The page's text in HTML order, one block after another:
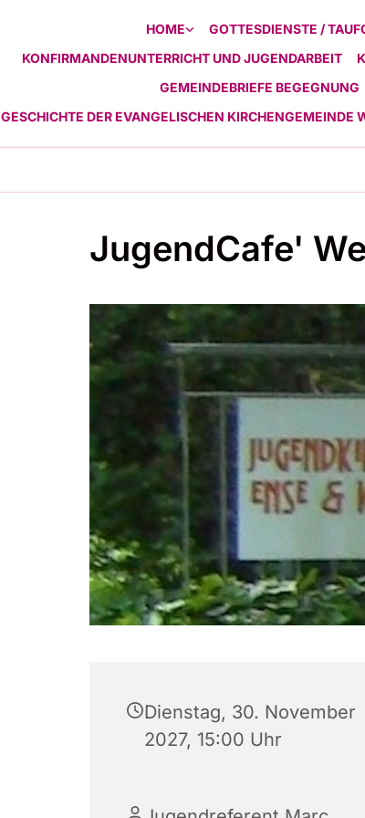
HOME GOTTESDIENSTE /
KONFIRMANDENUNTERRICHT UND JUGENDARBEIT
GEMEINDEBRIEFE BEGEGNUNG
GESCHICHTE DER EVANGELISCHEN KIRCHENGEMEINDE
JugendCafe'
Dienstag, 30. November
2027, 15:00 Uhr